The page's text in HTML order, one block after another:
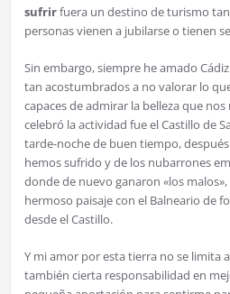
sufrirfuera un destino de turismo
personas vienen a jubilarse o tienen
Sin embargo, siempre he amado
tan acostumbrados a no valorar lo
capaces de admirar la belleza que
celebró la actividad fue el Castillo de
tarde-noche de buen tiempo,
hemos sufrido y de los nubarrones
donde de nuevo ganaron «los
hermoso paisaje con el Balneario de
desde el Castillo.
Y mi amor por esta tierra no se limita
también cierta responsabilidad en